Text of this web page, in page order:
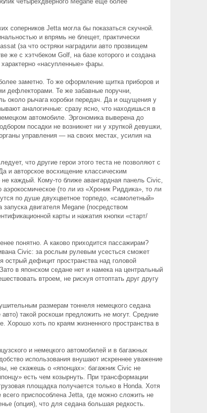
соперников Jetta могла бы показаться скучной.
и впрямь не блещет, практически
(за что остряки наградили авто прозвищем
же с хэтчбеком Golf, на базе которого и создана
«насупленные» фары.
заметно. То же оформление щитка приборов и
дефлекторами. Те же забавные поручни,
около рычага коробки передач. Да и ощущения у
аналогичные: сразу ясно, что находишься в
автомобиле. Эргономика выверена до
посадки не возникнет ни у хрупкой девушки,
управления — на своих местах, усилия на
что другие герои этого теста не позволяют с
и авторское восхищение классическим
каждый. Кому-то ближе авангардная панель Civic,
(то ли из «Хроник Риддика», то ли
по душе двухцветное торпедо, «самолетный»
двигателя Megane (посредством
карты и нажатия кнопки «старт/
понятно. А каково приходится пассажирам?
Civic: за рослым рулевым усесться сможет
дефицит пространства над головой
в японском седане нет и намека на центральный
втроем, не рискуя оттоптать друг другу
размерам тоннеля немецкого седана
такой роскоши предложить не могут. Средние
Хорошо хоть по краям жизненного пространства в
и немецкого автомобилей и в багажных
использования внушают искреннее уважение
не скажешь о «японцах»: багажник Civic не
есть чем козырнуть. При трансформации
площадка получается только в Honda. Хотя
приспособлена Jetta, где можно сложить не
(опция), что для седана большая редкость.